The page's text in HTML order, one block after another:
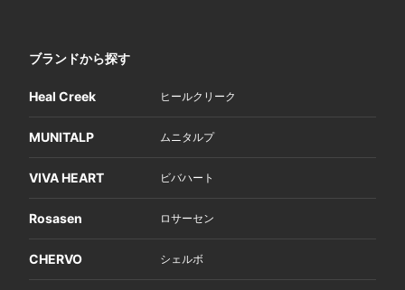
ブランドから探す
Heal Creek ヒールクリーク
MUNITALP ムニタルプ
VIVA HEART ビバハート
Rosasen ロサーセン
CHERVO シェルボ